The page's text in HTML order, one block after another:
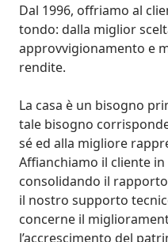
Dal 1996, offriamo al
tondo: dalla miglior
approvvigionamento e
rendite.
La casa è un bisogno
tale bisogno
sé ed alla migliore
Affianchiamo il cliente
consolidando il
il nostro supporto
concerne il
l’accrescimento del